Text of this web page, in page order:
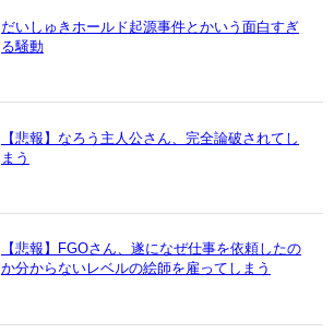
だいしゅきホールド起源事件とかいう面白すぎ
る騒動
【悲報】なろう主人公さん、完全論破されてし
まう
【悲報】FGOさん、遂になぜ仕事を依頼したの
か分からないレベルの絵師を雇ってしまう